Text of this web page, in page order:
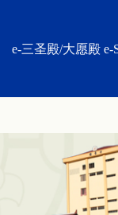
e-三圣殿/大愿殿 e-